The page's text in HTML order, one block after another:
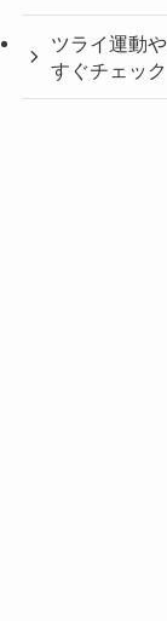
ツライ運動
すぐチェック